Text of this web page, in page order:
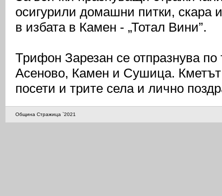
осигурили домашни питки, скара
в избата в Камен - „Тотал Вини”.
Трифон Зарезан се отпразнува по
Асеново, Камен и Сушица.
посети и трите села и лично
Община Стражица `2021